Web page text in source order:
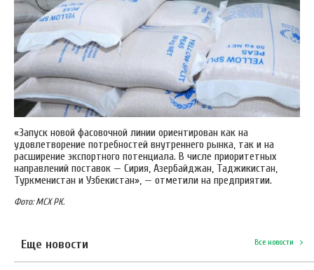
«Запуск новой фасовочной линии ориентирован как на
удовлетворение потребностей внутреннего рынка, так и на
расширение экспортного потенциала. В числе приоритетных
направлений поставок — Сирия, Азербайджан, Таджикистан,
Туркменистан и Узбекистан», — отметили на предприятии.
Фото: МСХ РК.
Еще новости Все новости